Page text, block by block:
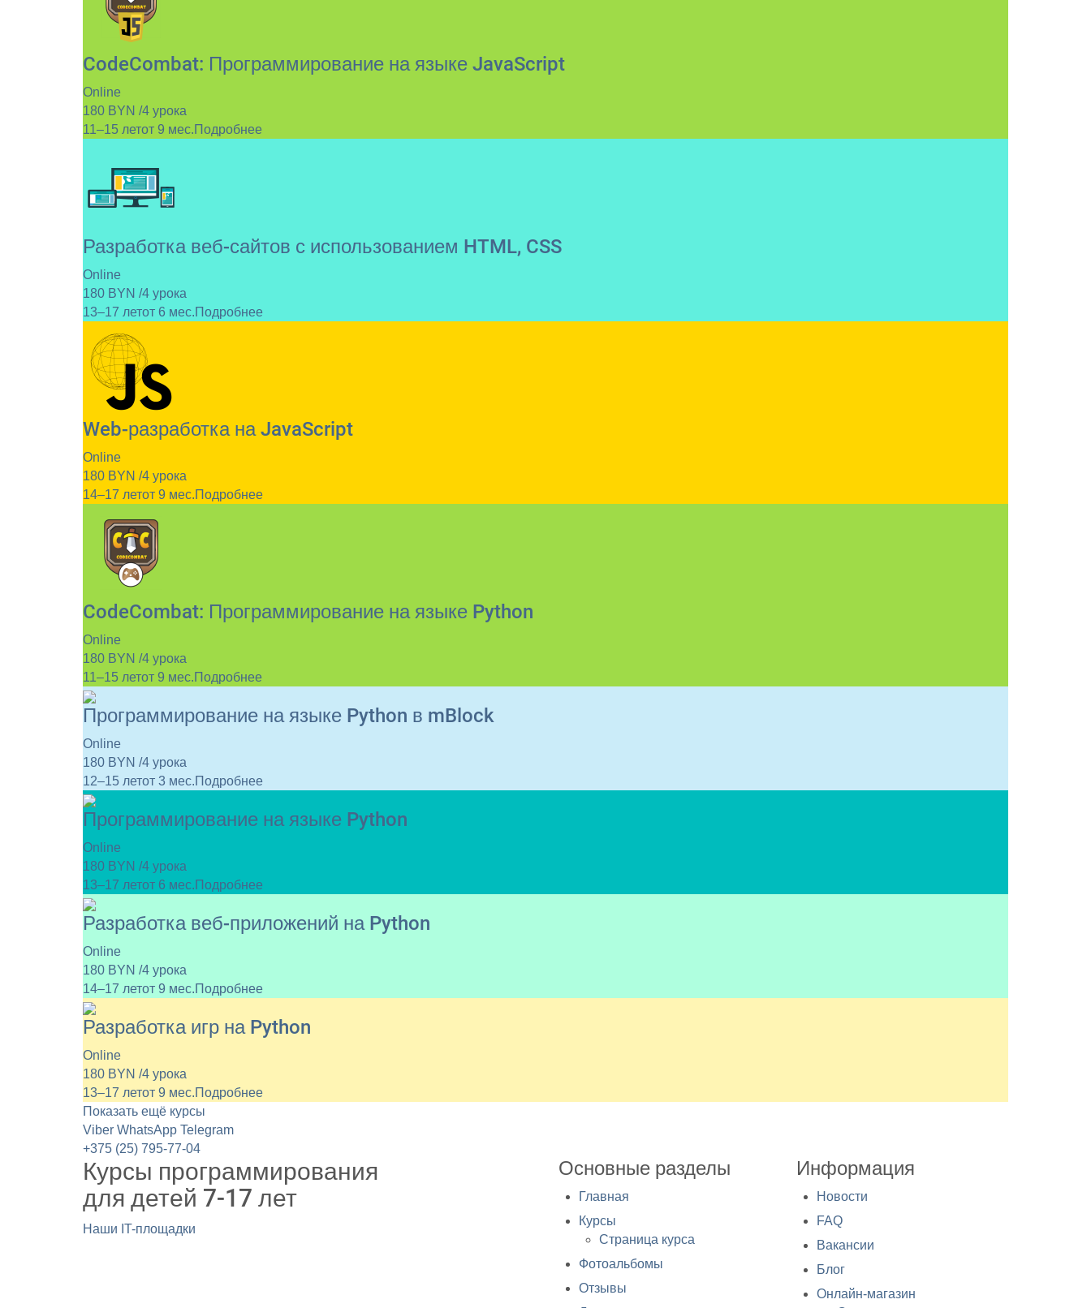
CodeCombat: Программирование на языке JavaScript
Online
180 BYN /4 урока
11–15 летот 9 мес. Подробнее
Разработка веб-сайтов с использованием HTML, CSS
Online
180 BYN /4 урока
13–17 летот 6 мес.Подробнее
Web-разработка на JavaScript
Online
180 BYN /4 урока
14–17 летот 9 мес.Подробнее
CodeCombat: Программирование на языке Python
Online
180 BYN /4 урока
11–15 летот 9 мес. Подробнее
Программирование на языке Python в mBlock
Online
180 BYN /4 урока
12–15 летот 3 мес.Подробнее
Программирование на языке Python
Online
180 BYN /4 урока
13–17 летот 6 мес. Подробнее
Разработка веб-приложений на Python
Online
180 BYN /4 урока
14–17 летот 9 мес.Подробнее
Разработка игр на Python
Online
180 BYN /4 урока
13–17 летот 9 мес.Подробнее
Показать ещё курсы
Viber WhatsApp Telegram
+375 (25) 795-77-04
Курсы программирования
для детей 7-17 лет
Наши IT-площадки
Основные разделы
Главная
Курсы
Страница курса
Фотоальбомы
Отзывы
Информация
Новости
FAQ
Вакансии
Блог
Онлайн-магазин